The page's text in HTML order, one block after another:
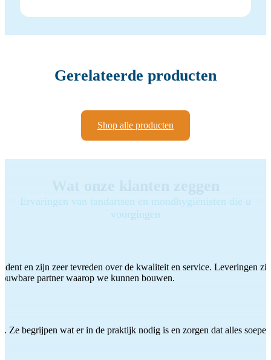
Gerelateerde producten
Shop alle producten
Ervaringen van tandartsen en mondhygiënisten die u
voorgingen
en zijn zeer tevreden over de kwaliteit en service. Leveringen
partner waarop we kunnen bouwen.
Ze begrijpen wat er in de praktijk nodig is en zorgen dat alles